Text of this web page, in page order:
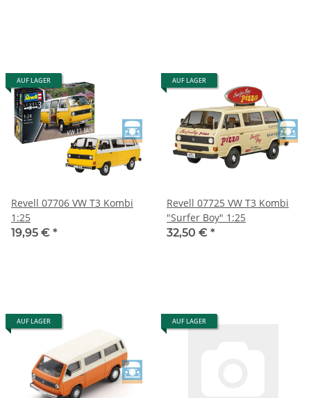
AUF LAGER
Revell 07706 VW T3 Kombi
1:25
19,95 € *
AUF LAGER
Revell 07725 VW T3 Kombi
"Surfer Boy" 1:25
32,50 € *
AUF LAGER AUF LAGER